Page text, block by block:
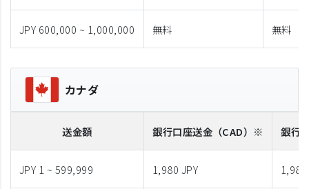
JPY 600,000 ~ 1,000,000 無料 無料
カナダ
送金額 銀行口座送金 （CAD）※ 銀行
JPY 1 ~ 599,999 1,980 JPY 1,980